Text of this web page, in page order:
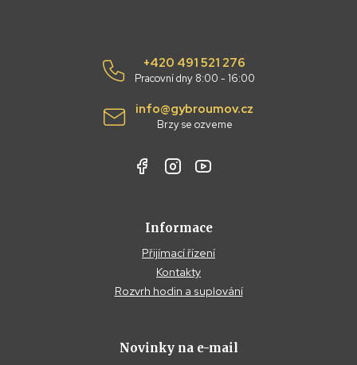
+420 491 521 276
Pracovní dny 8:00 - 16:00
info@gybroumov.cz
Brzy se ozveme
Informace
Přijímací řízení
Kontakty
Rozvrh hodin a suplování
Novinky na e-mail